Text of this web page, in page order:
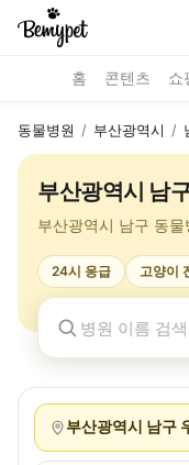
홈 콘텐츠 쇼
동물병원 / 부산광역시 /
부산광역시 남
부산광역시 남구 동
24시 응급 고양이
부산광역시 남구